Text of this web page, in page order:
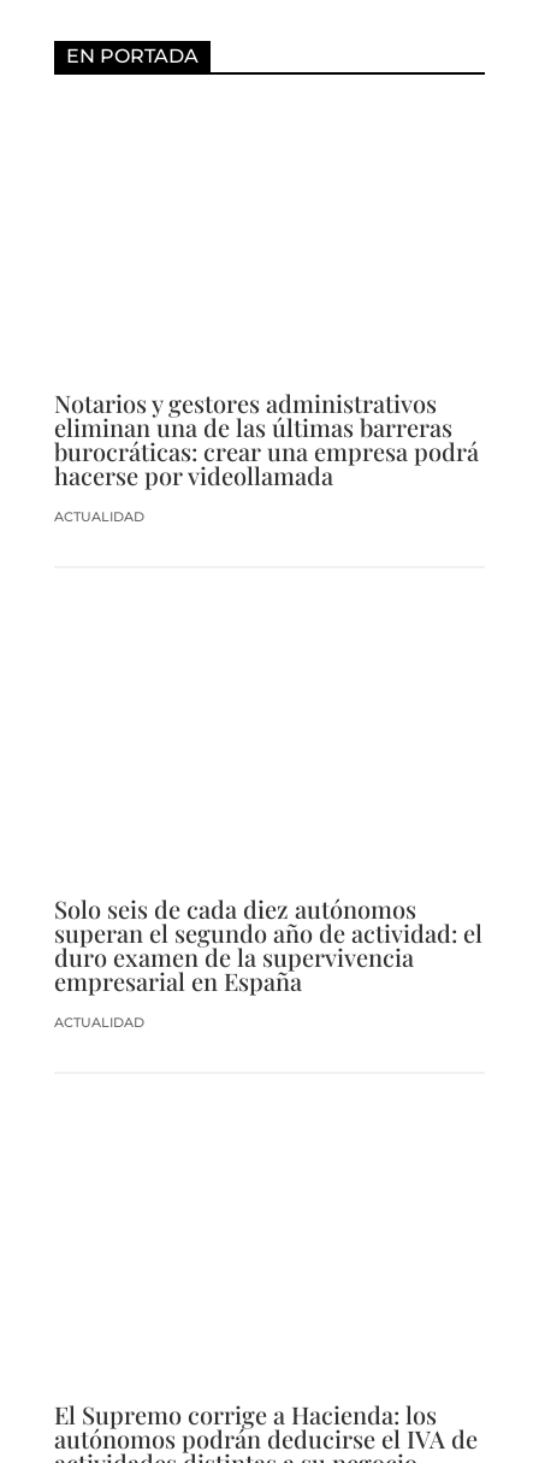
EN PORTADA
Notarios y gestores administrativos
eliminan una de las últimas barreras
burocráticas: crear una empresa podrá
hacerse por videollamada
ACTUALIDAD
Solo seis de cada diez autónomos
superan el segundo año de actividad: el
duro examen de la supervivencia
empresarial en España
ACTUALIDAD
El Supremo corrige a Hacienda: los
autónomos podrán deducirse el IVA de